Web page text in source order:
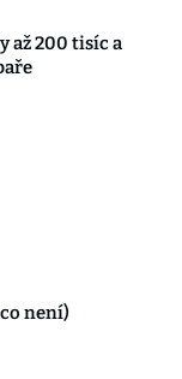
až 200 tisíc a
není)